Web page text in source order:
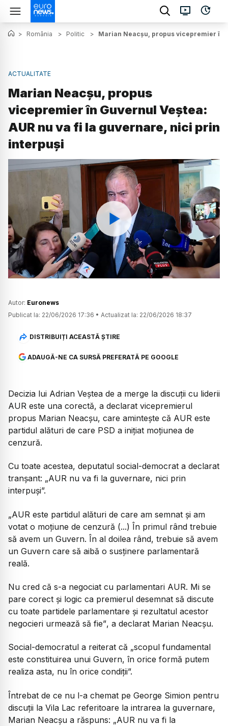
> România > Politic > Marian Neacșu, propus vicepremier în
ACTUALITATE
Marian Neacșu, propus
vicepremier în Guvernul Veștea:
AUR nu va fi la guvernare, nici prin
interpuși
Watch
Autor: Euronews
Publicat la: 22/06/2026 17:36 • Actualizat la: 22/06/2026 18:37
DISTRIBUIȚI ACEASTĂ ȘTIRE
ADAUGĂ-NE CA SURSĂ PREFERATĂ PE GOOGLE
Decizia lui Adrian Veștea de a merge la discuții cu liderii
AUR este una corectă, a declarat vicepremierul
propus Marian Neacșu, care amintește că AUR este
partidul alături de care PSD a inițiat moțiunea de
cenzură.
Cu toate acestea, deputatul social-democrat a declarat
tranșant: „AUR nu va fi la guvernare, nici prin
interpuși”.
„AUR este partidul alături de care am semnat și am
votat o moțiune de cenzură (...) În primul rând trebuie
să avem un Guvern. În al doilea rând, trebuie să avem
un Guvern care să aibă o susținere parlamentară
reală.
Nu cred că s-a negociat cu parlamentari AUR. Mi se
pare corect și logic ca premierul desemnat să discute
cu toate partidele parlamentare și rezultatul acestor
negocieri urmează să fie”, a declarat Marian Neacșu.
Social-democratul a reiterat că „scopul fundamental
este constituirea unui Guvern, în orice formă putem
realiza asta, nu în orice condiții”.
Întrebat de ce nu l-a chemat pe George Simion pentru
discuții la Vila Lac referitoare la intrarea la guvernare,
Marian Neacșu a răspuns: „AUR nu va fi la